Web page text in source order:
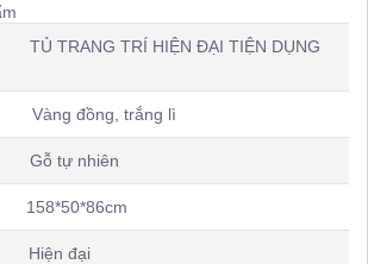
TRANG TRÍ HIỆN ĐẠI TIỆN DỤNG
đồng, trắng lì
tự nhiên
Hiện đại